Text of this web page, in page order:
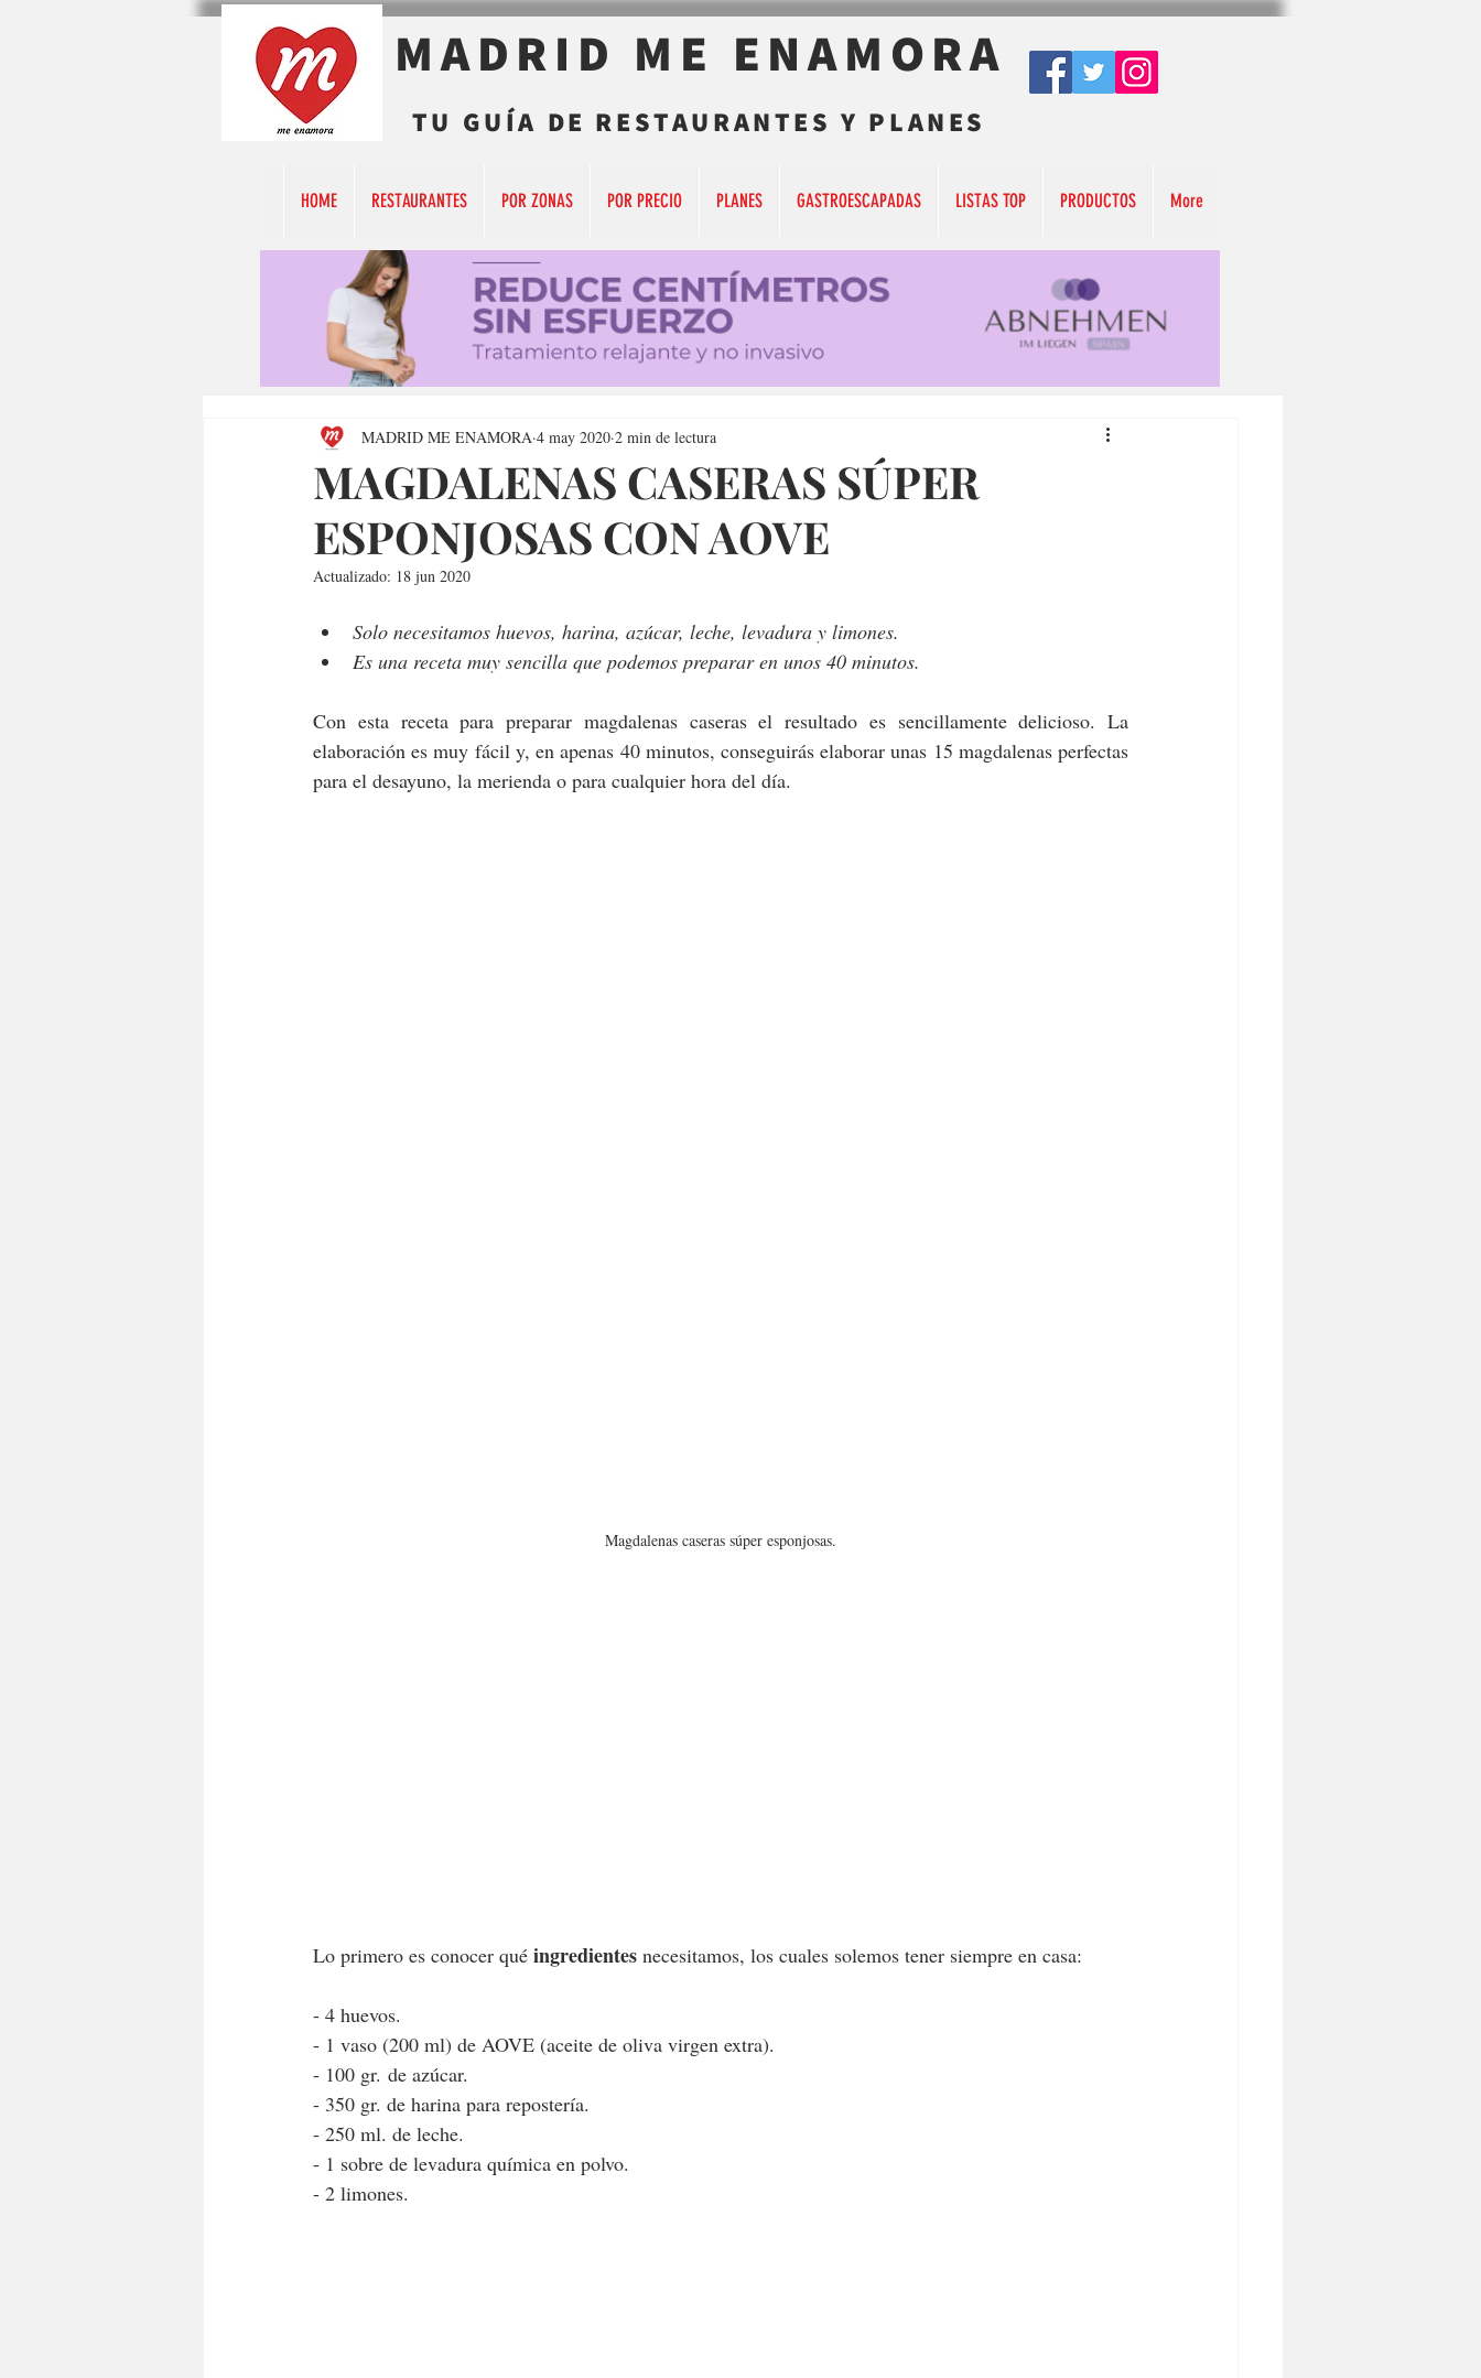
MADRID ME ENAMORA
TU GUÍA DE RESTAURANTES Y PLANES
HOME RESTAURANTES POR ZONAS POR PRECIO PLANES GASTROESCAPADAS LISTAS TOP PRODUCTOS More
MAGDALENAS CASERAS SÚPER
ESPONJOSAS CON AOVE
MADRID ME ENAMORA 4 may 2020 2 min de lectura
Actualizado: 18 jun 2020
Solo necesitamos huevos, harina, azúcar, leche, levadura y limones.
Es una receta muy sencilla que podemos preparar en unos 40 minutos.
Con esta receta para preparar magdalenas caseras el resultado es sencillamente delicioso. La
elaboración es muy fácil y, en apenas 40 minutos, conseguirás elaborar unas 15 magdalenas perfectas
para el desayuno, la merienda o para cualquier hora del día.
Magdalenas caseras súper esponjosas.
Lo primero es conocer qué ingredientes necesitamos, los cuales solemos tener siempre en casa:
- 4 huevos.
- 1 vaso (200 ml) de AOVE (aceite de oliva virgen extra).
- 100 gr. de azúcar.
- 350 gr. de harina para repostería.
- 250 ml. de leche.
- 1 sobre de levadura química en polvo.
- 2 limones.